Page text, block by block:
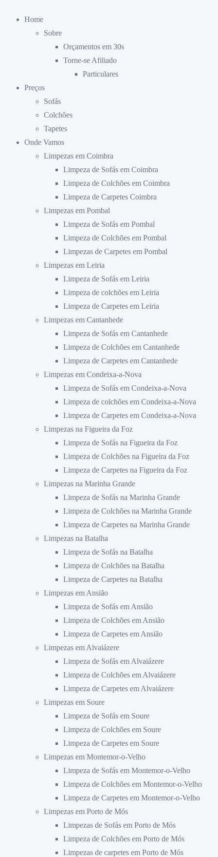
Home
Sobre
Orçamentos em 30s
Torne-se Afiliado
Particulares
Preços
Sofás
Colchões
Tapetes
Onde Vamos
Limpezas em Coimbra
Limpeza de Sofás em Coimbra
Limpeza de Colchões em Coimbra
Limpeza de Carpetes Coimbra
Limpezas em Pombal
Limpeza de Sofás em Pombal
Limpeza de Colchões em Pombal
Limpezas de Carpetes em Pombal
Limpezas em Leiria
Limpeza de Sofás em Leiria
Limpeza de colchões em Leiria
Limpeza de Carpetes em Leiria
Limpezas em Cantanhede
Limpeza de Sofás em Cantanhede
Limpeza de Colchões em Cantanhede
Limpeza de Carpetes em Cantanhede
Limpezas em Condeixa-a-Nova
Limpeza de Sofás em Condeixa-a-Nova
Limpeza de colchões em Condeixa-a-Nova
Limpeza de Carpetes em Condeixa-a-Nova
Limpezas na Figueira da Foz
Limpeza de Sofás na Figueira da Foz
Limpeza de Colchões na Figueira da Foz
Limpeza de Carpetes na Figueira da Foz
Limpezas na Marinha Grande
Limpeza de Sofás na Marinha Grande
Limpeza de Colchões na Marinha Grande
Limpeza de Carpetes na Marinha Grande
Limpezas na Batalha
Limpeza de Sofás na Batalha
Limpeza de Colchões na Batalha
Limpeza de Carpetes na Batalha
Limpezas em Ansião
Limpeza de Sofás em Ansião
Limpeza de Colchões em Ansião
Limpeza de Carpetes em Ansião
Limpezas em Alvaiázere
Limpeza de Sofás em Alvaiázere
Limpeza de Colchões em Alvaiázere
Limpeza de Carpetes em Alvaiázere
Limpezas em Soure
Limpeza de Sofás em Soure
Limpeza de Colchões em Soure
Limpeza de Carpetes em Soure
Limpezas em Montemor-o-Velho
Limpeza de Sofás em Montemor-o-Velho
Limpeza de Colchões em Montemor-o-Velho
Limpeza de Carpetes em Montemor-o-Velho
Limpezas em Porto de Mós
Limpezas de Sofás em Porto de Mós
Limpeza de Colchões em Porto de Mós
Limpezas de carpetes em Porto de Mós